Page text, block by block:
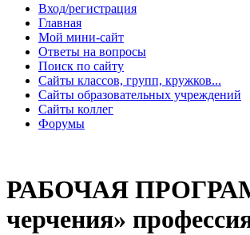
Вход/регистрация
Главная
Мой мини-сайт
Ответы на вопросы
Поиск по сайту
Сайты классов, групп, кружков...
Сайты образовательных учреждений
Сайты коллег
Форумы
РАБОЧАЯ
черчения»